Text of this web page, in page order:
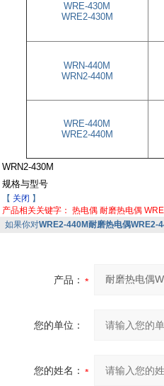
WRE-430M
WRE2-430M
WRN-440M
WRN2-440M
WRE-440M
WRE2-440M
WRN2-430M
规格与型号
【 关闭 】
产品相关关键字： 热电偶 耐磨热电偶
如果你对WRE2-440M耐磨热电偶WRE2-
产品：
您的单位：
您的姓名：